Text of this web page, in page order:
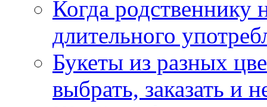
Когда
длительного
Букеты из разных
выбрать, заказать и